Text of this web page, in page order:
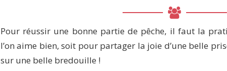
Pour réussir une bonne partie de pêche, il faut la
l’on aime bien, soit pour partager la joie d’une belle
sur une belle bredouille !